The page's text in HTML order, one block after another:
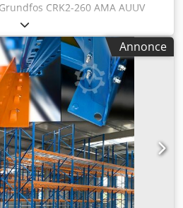
CRK2-260 AMA AUUV
MG 100LB2-28FT130-C.
de fonctionnement, testé et
technique est très bon, présentant
liés à son utilisation.
: Fabricant : Grundfos
Puissance de la pompe : 3,0
Fréquence : 50 Hz Dwodpozn
l/min Hauteur de refoulement
du moteur : Fabricant :
28FT130-C Puissance : 3,0
V Δ / 346–380 V Y (50 Hz) Vitesse
min Indice de protection : IP54
Annonce